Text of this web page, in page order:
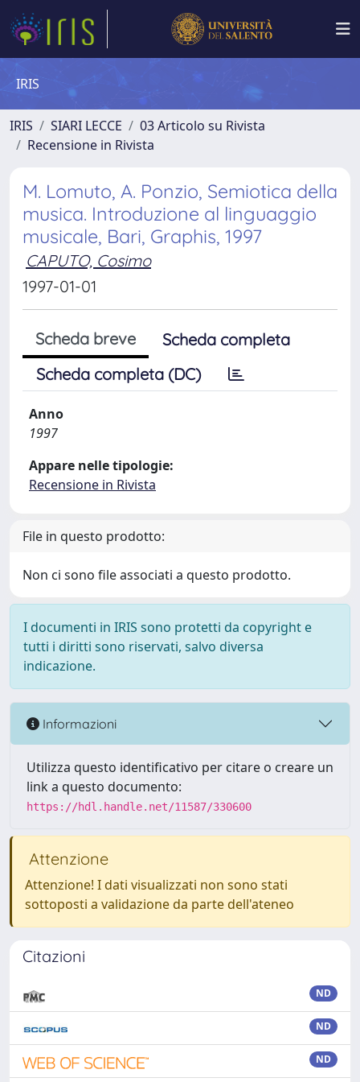
IRIS
IRIS SIARI LECCE
03 Articolo su Rivista
Recensione in Rivista
M. Lomuto, A. Ponzio, Semiotica della
musica. Introduzione al linguaggio
musicale, Bari, Graphis, 1997
CAPUTO, Cosimo
1997-01-01
Scheda breve
Scheda completa
Scheda completa (DC)
Anno
1997
Appare nelle tipologie:
Recensione in Rivista
File in questo prodotto:
Non ci sono file associati a questo prodotto.
I documenti in IRIS sono protetti da copyright e
tutti i diritti sono riservati, salvo diversa
indicazione.
Informazioni
Utilizza questo identificativo per citare o creare un
link a questo documento:
https://hdl.handle.net/11587/330600
Attenzione
Attenzione! I dati visualizzati non sono stati
sottoposti a validazione da parte dell'ateneo
Citazioni
ND
ND
ND